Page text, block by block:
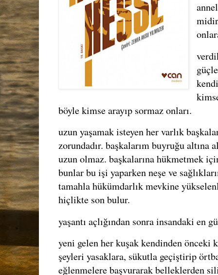
böyle kimse arayıp sormaz onları.
uzun yaşamak isteyen her varlık
zorundadır. başkalarım buyruğu altına
uzun olmaz. başkalarına hükmetmek
bunlar bu işi yaparken neşe ve
tamahla hükümdarlık mevkine
hiçlikte son bulur.
yaşantı açlığından sonra insandaki en
yeni gelen her kuşak kendinden önceki
şeyleri yasaklara, sükutla geçiştirip
eğlenmelere başvurarak belleklerden